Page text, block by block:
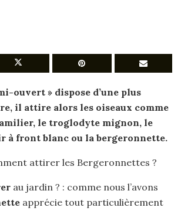
ouvert » dispose d’une plus
il attire alors les oiseaux comme
le troglodyte mignon, le
à front blanc ou la bergeronnette.
attirer les Bergeronnettes ?
au jardin ? : comme nous l’avons
apprécie tout particulièrement